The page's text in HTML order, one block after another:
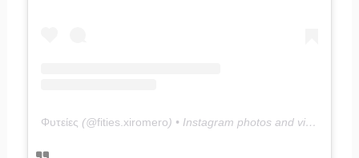
Φυτείες (@fities.xiromero) • Instagram photos and videos